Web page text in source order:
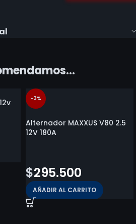
-3%
Alternador MAXXUS V80 2.5
12V 180A
$295.500
AÑADIR AL CARRITO